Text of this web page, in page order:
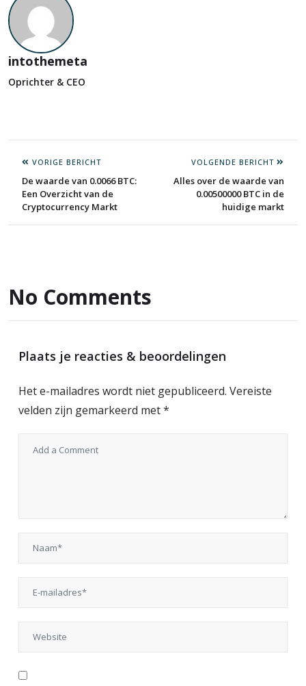
intothemeta
Oprichter & CEO
VORIGE BERICHT
De waarde van 0.0066 BTC:
Een Overzicht van de
Cryptocurrency Markt
VOLGENDE BERICHT
Alles over de waarde van
0.00500000 BTC in de
huidige markt
No Comments
Plaats je reacties & beoordelingen
Het e-mailadres wordt niet gepubliceerd. Vereiste
velden zijn gemarkeerd met*